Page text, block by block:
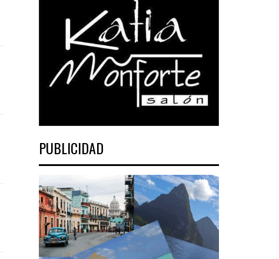
PUBLICIDAD